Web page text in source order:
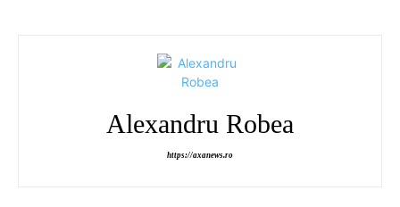
Alexandru Robea
https://axanews.ro